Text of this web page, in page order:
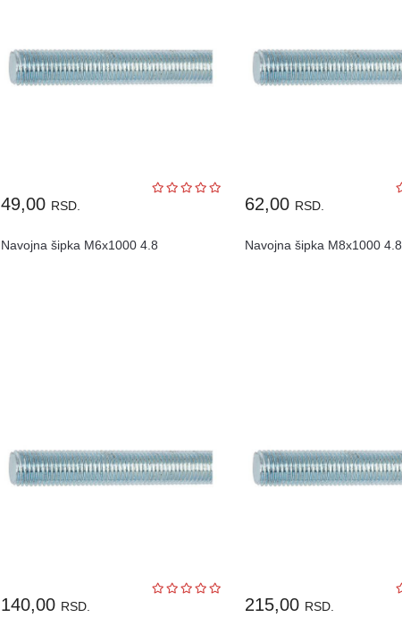
49,00 RSD.
Navojna šipka M6x1000 4.8
62,00 RSD.
Navojna šipka M8x1000 4.8
140,00 RSD. 215,00 RSD.